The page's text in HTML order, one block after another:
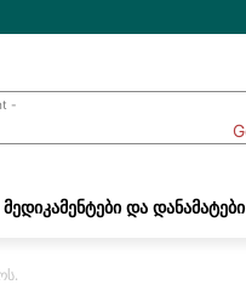
-
ᲛᲔᲓᲘᲙᲐᲛᲔᲜᲢᲔᲑᲘ ᲓᲐ ᲓᲐᲜᲐᲛᲐᲢᲔᲑᲘ